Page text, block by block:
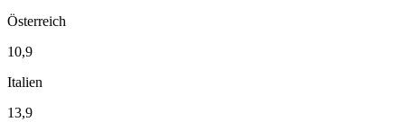
Österreich
10,9
Italien
13,9